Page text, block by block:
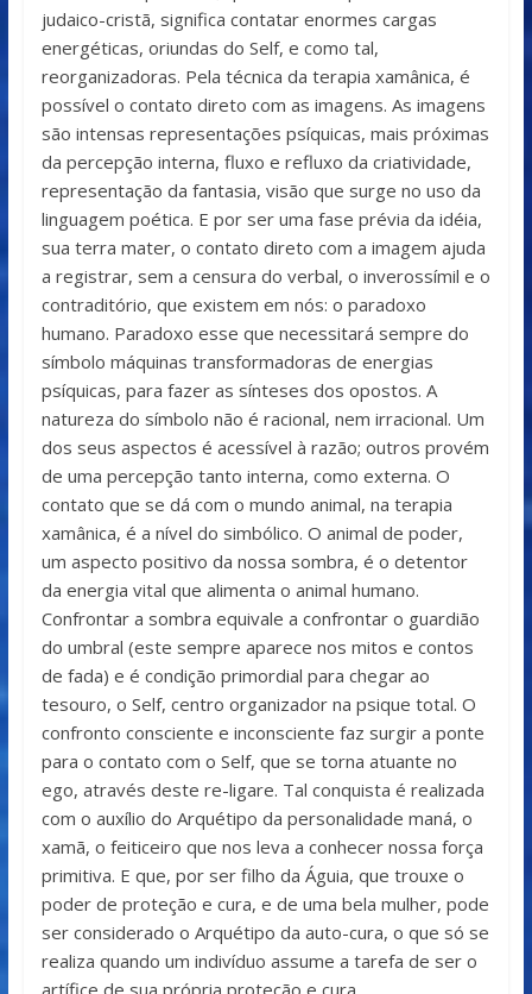
judaico-cristã, significa contatar enormes cargas
energéticas, oriundas do Self, e como tal,
reorganizadoras. Pela técnica da terapia xamânica, é
possível o contato direto com as imagens. As imagens
são intensas representações psíquicas, mais próximas
da percepção interna, fluxo e refluxo da criatividade,
representação da fantasia, visão que surge no uso da
linguagem poética. E por ser uma fase prévia da idéia,
sua terra mater, o contato direto com a imagem ajuda
a registrar, sem a censura do verbal, o inverossímil e o
contraditório, que existem em nós: o paradoxo
humano. Paradoxo esse que necessitará sempre do
símbolo máquinas transformadoras de energias
psíquicas, para fazer as sínteses dos opostos. A
natureza do símbolo não é racional, nem irracional. Um
dos seus aspectos é acessível à razão; outros provém
de uma percepção tanto interna, como externa. O
contato que se dá com o mundo animal, na terapia
xamânica, é a nível do simbólico. O animal de poder,
um aspecto positivo da nossa sombra, é o detentor
da energia vital que alimenta o animal humano.
Confrontar a sombra equivale a confrontar o guardião
do umbral (este sempre aparece nos mitos e contos
de fada) e é condição primordial para chegar ao
tesouro, o Self, centro organizador na psique total. O
confronto consciente e inconsciente faz surgir a ponte
para o contato com o Self, que se torna atuante no
ego, através deste re-ligare. Tal conquista é realizada
com o auxílio do Arquétipo da personalidade maná, o
xamã, o feiticeiro que nos leva a conhecer nossa força
primitiva. E que, por ser filho da Águia, que trouxe o
poder de proteção e cura, e de uma bela mulher, pode
ser considerado o Arquétipo da auto-cura, o que só se
realiza quando um indivíduo assume a tarefa de ser o